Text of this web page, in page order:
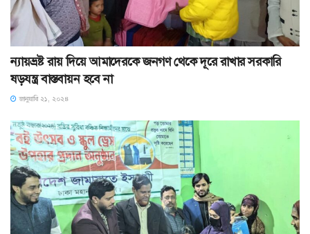
ন্যায়ভ্রষ্ট রায় দিয়ে আমাদেরকে জনগণ থেকে দূরে রাখার সরকারি
ষড়যন্ত্র বাস্তবায়ন হবে না
জানুয়ারি ২১, ২০২৪